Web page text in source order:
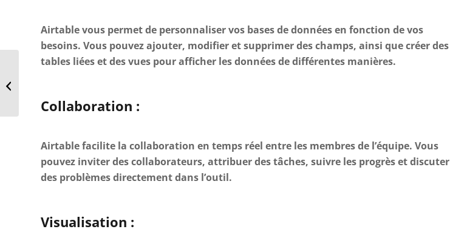
Airtable vous permet de personnaliser vos bases de données en fonction de vos
besoins. Vous pouvez ajouter, modifier et supprimer des champs, ainsi que créer des
tables liées et des vues pour afficher les données de différentes manières.
Collaboration :
Airtable facilite la collaboration en temps réel entre les membres de l’équipe. Vous
pouvez inviter des collaborateurs, attribuer des tâches, suivre les progrès et discuter
des problèmes directement dans l’outil.
Visualisation :
Comment propulser
Tripadvisor avec la